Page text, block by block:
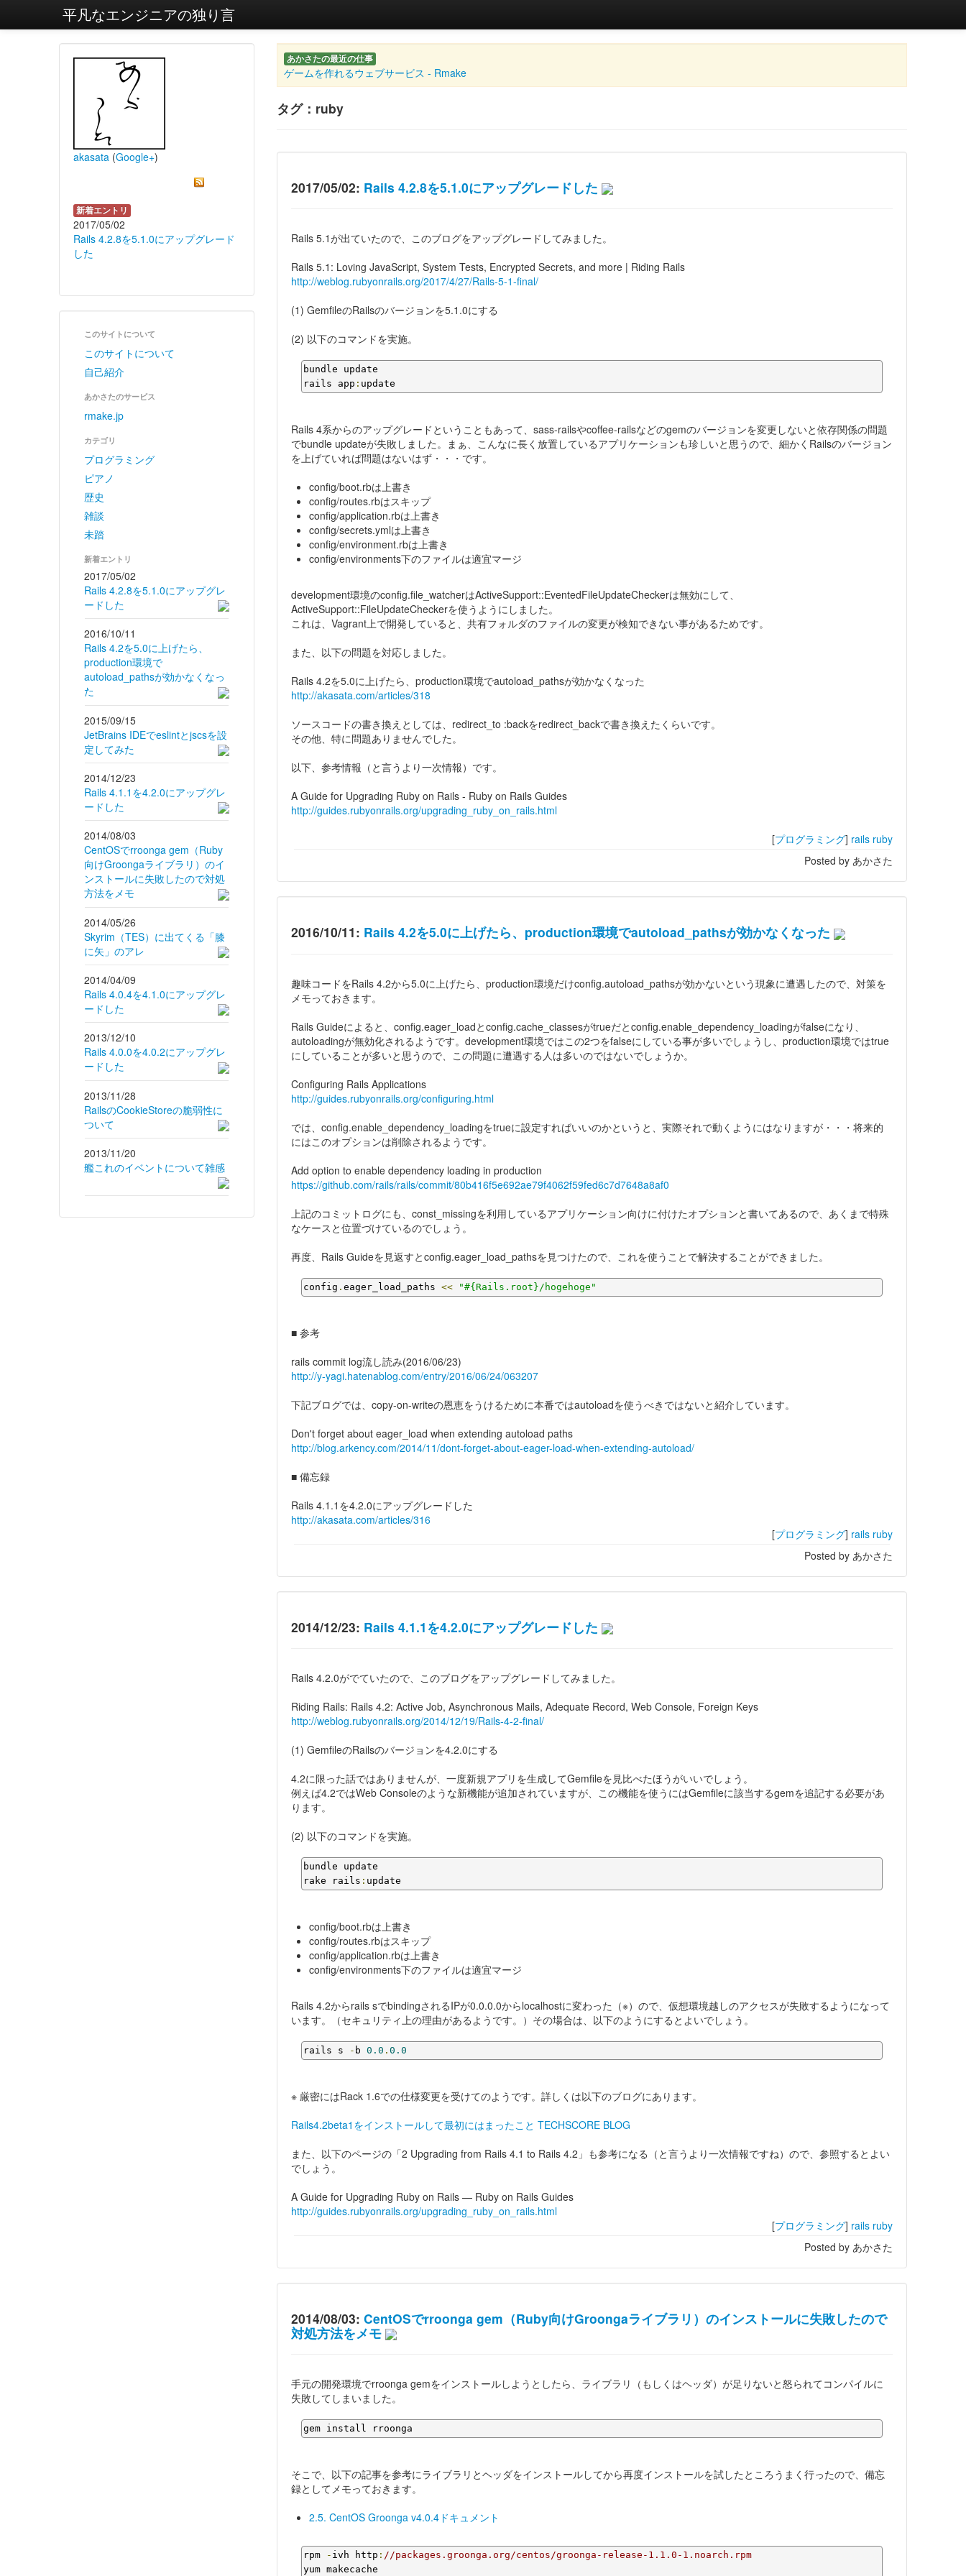
平凡なエンジニアの独り言
akasata (Google+)
新着エントリ
2017/05/02
Rails 4.2.8を5.1.0にアップグレード
した
このサイトについて
このサイトについて
自己紹介
あかさたのサービス
rmake.jp
カテゴリ
プログラミング
ピアノ
歴史
雑談
未踏
新着エントリ
2017/05/02
Rails 4.2.8を5.1.0にアップグレ
ードした
2016/10/11
Rails 4.2を5.0に上げたら、
production環境で
autoload_pathsが効かなくなっ
た
2015/09/15
JetBrains IDEでeslintとjscsを設
定してみた
2014/12/23
Rails 4.1.1を4.2.0にアップグレ
ードした
2014/08/03
CentOSでrroonga gem（Ruby
向けGroongaライブラリ）のイ
ンストールに失敗したので対処
方法をメモ
2014/05/26
Skyrim（TES）に出てくる「膝
に矢」のアレ
2014/04/09
Rails 4.0.4を4.1.0にアップグレ
ードした
2013/12/10
Rails 4.0.0を4.0.2にアップグレ
ードした
2013/11/28
RailsのCookieStoreの脆弱性に
ついて
2013/11/20
艦これのイベントについて雑感
あかさたの最近の仕事
ゲームを作れるウェブサービス - Rmake
タグ：ruby
2017/05/02: Rails 4.2.8を5.1.0にアップグレードした
Rails 5.1が出ていたので、このブログをアップグレードしてみました。
Rails 5.1: Loving JavaScript, System Tests, Encrypted Secrets, and more | Riding Rails
http://weblog.rubyonrails.org/2017/4/27/Rails-5-1-final/
(1) GemfileのRailsのバージョンを5.1.0にする
(2) 以下のコマンドを実施。
bundle update
rails app : update
Rails 4系からのアップグレードということもあって、sass-railsやcoffee-railsなどのgemのバージョンを変更しないと依存関係の問題
でbundle updateが失敗しました。まぁ、こんなに長く放置しているアプリケーションも珍しいと思うので、細かくRailsのバージョン
を上げていれば問題はないはず・・・です。
config/boot.rbは上書き
config/routes.rbはスキップ
config/application.rbは上書き
config/secrets.ymlは上書き
config/environment.rbは上書き
config/environments下のファイルは適宜マージ
development環境のconfig.file_watcherはActiveSupport::EventedFileUpdateCheckerは無効にして、
ActiveSupport::FileUpdateCheckerを使うようにしました。
これは、Vagrant上で開発していると、共有フォルダのファイルの変更が検知できない事があるためです。
また、以下の問題を対応しました。
Rails 4.2を5.0に上げたら、production環境でautoload_pathsが効かなくなった
http://akasata.com/articles/318
ソースコードの書き換えとしては、redirect_to :backをredirect_backで書き換えたくらいです。
その他、特に問題ありませんでした。
以下、参考情報（と言うより一次情報）です。
A Guide for Upgrading Ruby on Rails - Ruby on Rails Guides
http://guides.rubyonrails.org/upgrading_ruby_on_rails.html
[プログラミング] rails ruby
Posted by あかさた
2016/10/11: Rails 4.2を5.0に上げたら、production環境でautoload_pathsが効かなくなった
趣味コードをRails 4.2から5.0に上げたら、production環境だけconfig.autoload_pathsが効かないという現象に遭遇したので、対策を
メモっておきます。
Rails Guideによると、config.eager_loadとconfig.cache_classesがtrueだとconfig.enable_dependency_loadingがfalseになり、
autoloadingが無効化されるようです。development環境ではこの2つをfalseにしている事が多いでしょうし、production環境ではtrue
にしていることが多いと思うので、この問題に遭遇する人は多いのではないでしょうか。
Configuring Rails Applications
http://guides.rubyonrails.org/configuring.html
では、config.enable_dependency_loadingをtrueに設定すればいいのかというと、実際それで動くようにはなりますが・・・将来的
にはこのオプションは削除されるようです。
Add option to enable dependency loading in production
https://github.com/rails/rails/commit/80b416f5e692ae79f4062f59fed6c7d7648a8af0
上記のコミットログにも、const_missingを利用しているアプリケーション向けに付けたオプションと書いてあるので、あくまで特殊
なケースと位置づけているのでしょう。
再度、Rails Guideを見返すとconfig.eager_load_pathsを見つけたので、これを使うことで解決することができました。
config . eager_load_paths << "#{Rails.root}/hogehoge"
■ 参考
rails commit log流し読み(2016/06/23)
http://y-yagi.hatenablog.com/entry/2016/06/24/063207
下記ブログでは、copy-on-writeの恩恵をうけるために本番ではautoloadを使うべきではないと紹介しています。
Don't forget about eager_load when extending autoload paths
http://blog.arkency.com/2014/11/dont-forget-about-eager-load-when-extending-autoload/
■ 備忘録
Rails 4.1.1を4.2.0にアップグレードした
http://akasata.com/articles/316
[プログラミング] rails ruby
Posted by あかさた
2014/12/23: Rails 4.1.1を4.2.0にアップグレードした
Rails 4.2.0がでていたので、このブログをアップグレードしてみました。
Riding Rails: Rails 4.2: Active Job, Asynchronous Mails, Adequate Record, Web Console, Foreign Keys
http://weblog.rubyonrails.org/2014/12/19/Rails-4-2-final/
(1) GemfileのRailsのバージョンを4.2.0にする
4.2に限った話ではありませんが、一度新規アプリを生成してGemfileを見比べたほうがいいでしょう。
例えば4.2ではWeb Consoleのような新機能が追加されていますが、この機能を使うにはGemfileに該当するgemを追記する必要があ
ります。
(2) 以下のコマンドを実施。
bundle update
rake rails : update
config/boot.rbは上書き
config/routes.rbはスキップ
config/application.rbは上書き
config/environments下のファイルは適宜マージ
Rails 4.2からrails sでbindingされるIPが0.0.0.0からlocalhostに変わった（※）ので、仮想環境越しのアクセスが失敗するようになって
います。（セキュリティ上の理由があるようです。）その場合は、以下のようにするとよいでしょう。
rails s - b 0.0 . 0.0
※ 厳密にはRack 1.6での仕様変更を受けてのようです。詳しくは以下のブログにあります。
Rails4.2beta1をインストールして最初にはまったこと TECHSCORE BLOG
また、以下のページの「2 Upgrading from Rails 4.1 to Rails 4.2」も参考になる（と言うより一次情報ですね）ので、参照するとよい
でしょう。
A Guide for Upgrading Ruby on Rails — Ruby on Rails Guides
http://guides.rubyonrails.org/upgrading_ruby_on_rails.html
[プログラミング] rails ruby
Posted by あかさた
2014/08/03: CentOSでrroonga gem（Ruby向けGroongaライブラリ）のインストールに失敗したので
対処方法をメモ
手元の開発環境でrroonga gemをインストールしようとしたら、ライブラリ（もしくはヘッダ）が足りないと怒られてコンパイルに
失敗してしまいました。
gem install rroonga
そこで、以下の記事を参考にライブラリとヘッダをインストールしてから再度インストールを試したところうまく行ったので、備忘
録としてメモっておきます。
2.5. CentOS Groonga v4.0.4ドキュメント
rpm - ivh http : //packages.groonga.org/centos/groonga-release-1.1.0-1.noarch.rpm
yum makecache